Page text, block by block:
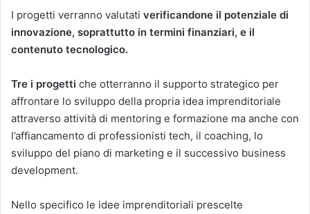
I progetti verranno valutati verificandone il potenziale di
innovazione, soprattutto in termini finanziari, e il
contenuto tecnologico.
Tre i progetti che otterranno il supporto strategico per
affrontare lo sviluppo della propria idea imprenditoriale
attraverso attività di mentoring e formazione ma anche con
l’affiancamento di professionisti tech, il coaching, lo
sviluppo del piano di marketing e il successivo business
development.
Nello specifico le idee imprenditoriali prescelte